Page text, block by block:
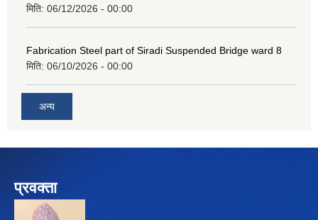
मिति: 06/12/2026 - 00:00
Fabrication Steel part of Siradi Suspended Bridge ward 8
मिति: 06/10/2026 - 00:00
अन्य
प्रवक्ता